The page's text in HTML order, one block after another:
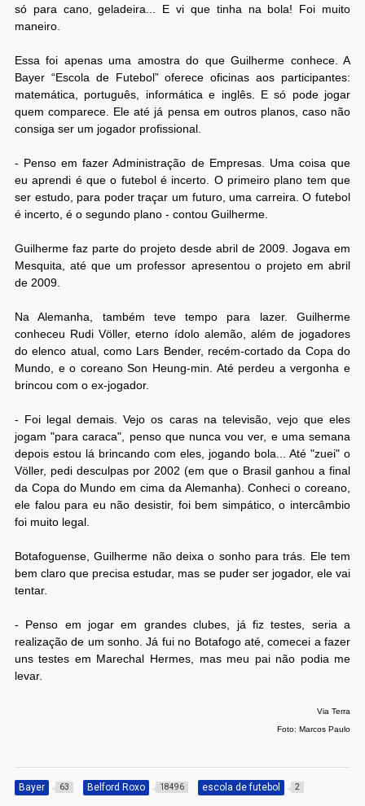
só para cano, geladeira... E vi que tinha na bola! Foi muito
maneiro.
Essa foi apenas uma amostra do que Guilherme conhece. A
Bayer “Escola de Futebol” oferece oficinas aos participantes:
matemática, português, informática e inglês. E só pode jogar
quem comparece. Ele até já pensa em outros planos, caso não
consiga ser um jogador profissional.
- Penso em fazer Administração de Empresas. Uma coisa que
eu aprendi é que o futebol é incerto. O primeiro plano tem que
ser estudo, para poder traçar um futuro, uma carreira. O futebol
é incerto, é o segundo plano - contou Guilherme.
Guilherme faz parte do projeto desde abril de 2009. Jogava em
Mesquita, até que um professor apresentou o projeto em abril
de 2009.
Na Alemanha, também teve tempo para lazer. Guilherme
conheceu Rudi Völler, eterno ídolo alemão, além de jogadores
do elenco atual, como Lars Bender, recém-cortado da Copa do
Mundo, e o coreano Son Heung-min. Até perdeu a vergonha e
brincou com o ex-jogador.
- Foi legal demais. Vejo os caras na televisão, vejo que eles
jogam "para caraca", penso que nunca vou ver, e uma semana
depois estou lá brincando com eles, jogando bola... Até "zuei" o
Völler, pedi desculpas por 2002 (em que o Brasil ganhou a final
da Copa do Mundo em cima da Alemanha). Conheci o coreano,
ele falou para eu não desistir, foi bem simpático, o intercâmbio
foi muito legal.
Botafoguense, Guilherme não deixa o sonho para trás. Ele tem
bem claro que precisa estudar, mas se puder ser jogador, ele vai
tentar.
- Penso em jogar em grandes clubes, já fiz testes, seria a
realização de um sonho. Já fui no Botafogo até, comecei a fazer
uns testes em Marechal Hermes, mas meu pai não podia me
levar.
Via Terra
Foto: Marcos Paulo
Bayer 63 Belford Roxo 18496 escola de futebol 2